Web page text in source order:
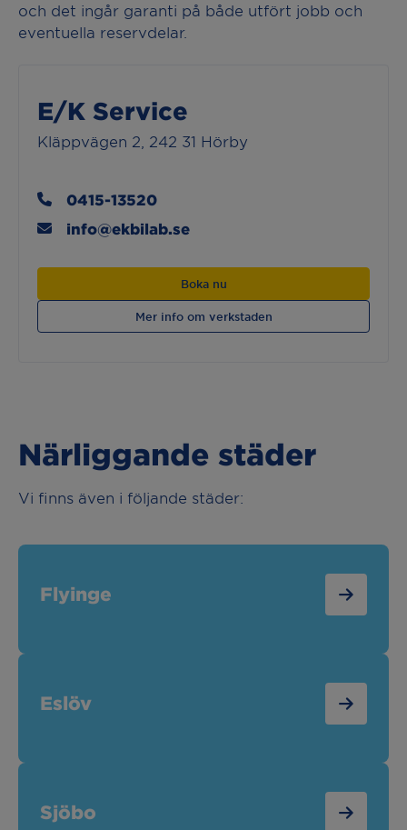
och det ingår garanti på både utfört jobb och
eventuella reservdelar.
E/K Service
Kläppvägen 2, 242 31 Hörby
0415-13520
info@ekbilab.se
Boka nu
Mer info om verkstaden
Närliggande städer
Vi finns även i följande städer:
Flyinge
Eslöv
Sjöbo